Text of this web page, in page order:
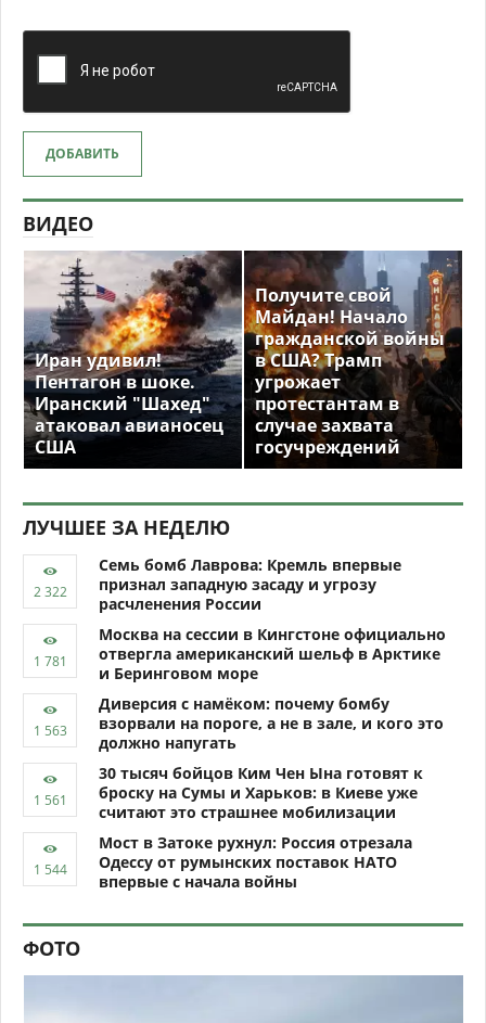
ДОБАВИТЬ
ВИДЕО
Иран удивил!
Пентагон в шоке.
Иранский "Шахед"
атаковал авианосец
США
Получите свой
Майдан! Начало
гражданской войны
в США? Трамп
угрожает
протестантам в
случае захвата
госучреждений
ЛУЧШЕЕ ЗА НЕДЕЛЮ
Семь бомб Лаврова: Кремль впервые
признал западную засаду и угрозу
расчленения России
Москва на сессии в Кингстоне официально
отвергла американский шельф в Арктике
и Беринговом море
Диверсия с намёком: почему бомбу
взорвали на пороге, а не в зале, и кого это
должно напугать
30 тысяч бойцов Ким Чен Ына готовят к
броску на Сумы и Харьков: в Киеве уже
считают это страшнее мобилизации
Мост в Затоке рухнул: Россия отрезала
Одессу от румынских поставок НАТО
впервые с начала войны
ФОТО